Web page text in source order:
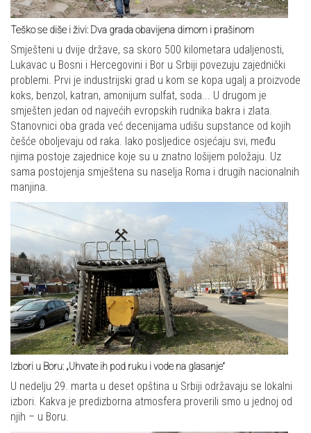
Teško se diše i živi: Dva grada obavijena dimom i prašinom
Smješteni u dvije države, sa skoro 500 kilometara udaljenosti,
Lukavac u Bosni i Hercegovini i Bor u Srbiji povezuju zajednički
problemi. Prvi je industrijski grad u kom se kopa ugalj a proizvode
koks, benzol, katran, amonijum sulfat, soda... U drugom je
smješten jedan od najvećih evropskih rudnika bakra i zlata.
Stanovnici oba grada već decenijama udišu supstance od kojih
češće oboljevaju od raka. Iako posljedice osjećaju svi, među
njima postoje zajednice koje su u znatno lošijem položaju. Uz
sama postojenja smještena su naselja Roma i drugih nacionalnih
manjina.
Izbori u Boru: „Uhvate ih pod ruku i vode na glasanje“
U nedelju 29. marta u deset opština u Srbiji održavaju se lokalni
izbori. Kakva je predizborna atmosfera proverili smo u jednoj od
njih – u Boru.